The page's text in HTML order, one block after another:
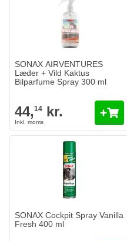
SONAX AIRVENTURES
Læder + Vild Kaktus
Bilparfume Spray 300 ml
44,14 kr.
SONAX Cockpit Spray Vanilla
Fresh 400 ml